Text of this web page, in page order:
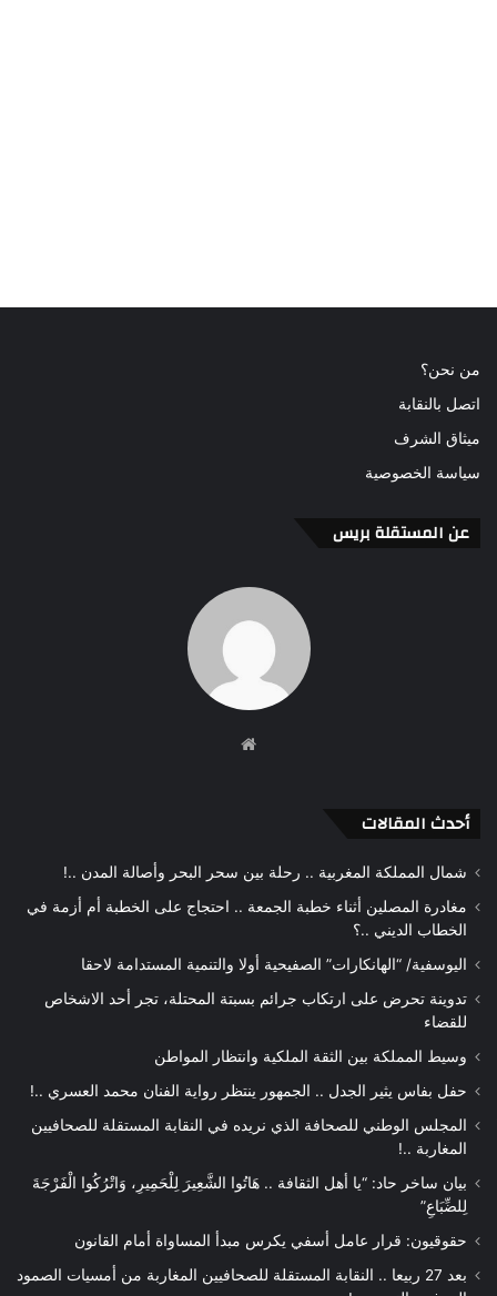
من نحن؟
اتصل بالنقابة
ميثاق الشرف
سياسة الخصوصية
عن المستقلة بريس
أحدث المقالات
شمال المملكة المغربية .. رحلة بين سحر البحر وأصالة المدن ..!
مغادرة المصلين أثناء خطبة الجمعة .. احتجاج على الخطبة أم أزمة في
الخطاب الديني ..؟
اليوسفية/ “الهانكارات” الصفيحية أولا والتنمية المستدامة لاحقا
تدوينة تحرض على ارتكاب جرائم بسبتة المحتلة، تجر أحد الاشخاص
للقضاء
وسيط المملكة بين الثقة الملكية وانتظار المواطن
حفل بفاس يثير الجدل .. الجمهور ينتظر رواية الفنان محمد العسري ..!
المجلس الوطني للصحافة الذي نريده في النقابة المستقلة للصحافيين
المغاربة ..!
بيان ساخر حاد: “يا أهل الثقافة .. هَاتُوا الشَّعِيرَ لِلْحَمِيرِ، وَاتْرُكُوا الْفَرْجَةَ
لِلضِّبَاعِ”
حقوقيون: قرار عامل أسفي يكرس مبدأ المساواة أمام القانون
بعد 27 ربيعا .. النقابة المستقلة للصحافيين المغاربة من أمسيات الصمود